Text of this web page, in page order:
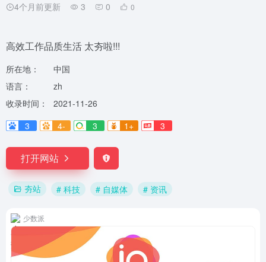
4个月前更新 3 0 0
高效工作品质生活 太夯啦!!!
所在地：
中国
语言：
zh
收录时间：
2021-11-26
3
4- 3 1+ 3
打开网站
夯站 # 科技 # 自媒体 # 资讯
少数派